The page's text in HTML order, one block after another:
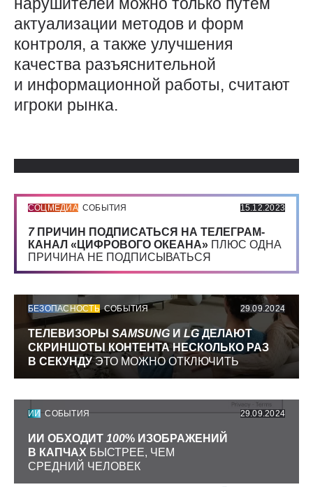
актуализации методов и форм
контроля, а также улучшения
качества разъяснительной
и информационной работы, считают
игроки рынка.
СОЦМЕДИА СОБЫТИЯ 15.12.2023
7 ПРИЧИН ПОДПИСАТЬСЯ НА ТЕЛЕГРАМ-
КАНАЛ «ЦИФРОВОГО ОКЕАНА» ПЛЮС ОДНА
ПРИЧИНА НЕ ПОДПИСЫВАТЬСЯ
БЕЗОПАСНОСТЬ СОБЫТИЯ 29.09.2024
ТЕЛЕВИЗОРЫ SAMSUNG И LGДЕЛАЮТ
СКРИНШОТЫ КОНТЕНТА НЕСКОЛЬКО РАЗ
В СЕКУНДУЭТО МОЖНО ОТКЛЮЧИТЬ
ИИ СОБЫТИЯ 29.09.2024
ИИ ОБХОДИТ 100% ИЗОБРАЖЕНИЙ
В КАПЧАХ БЫСТРЕЕ, ЧЕМ
СРЕДНИЙ ЧЕЛОВЕК